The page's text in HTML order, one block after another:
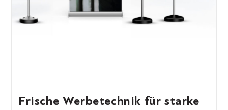
Frische Werbetechnik für starke